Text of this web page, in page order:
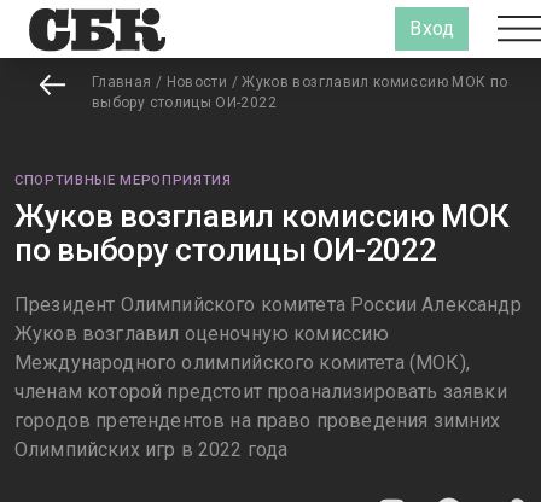
Вход
Главная / Новости / Жуков возглавил комиссию МОК по
выбору столицы ОИ-2022
СПОРТИВНЫЕ МЕРОПРИЯТИЯ
Жуков возглавил комиссию МОК
по выбору столицы ОИ-2022
Президент Олимпийского комитета России Александр
Жуков возглавил оценочную комиссию
Международного олимпийского комитета (МОК),
членам которой предстоит проанализировать заявки
городов претендентов на право проведения зимних
Олимпийских игр в 2022 года